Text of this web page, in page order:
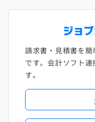
請求書・見積書を
です。会計ソフト
す。